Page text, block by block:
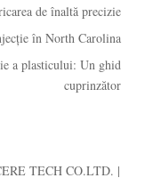
de înaltă precizie
în North Carolina
a plasticului: Un ghid
cuprinzător
TECH CO.LTD. |